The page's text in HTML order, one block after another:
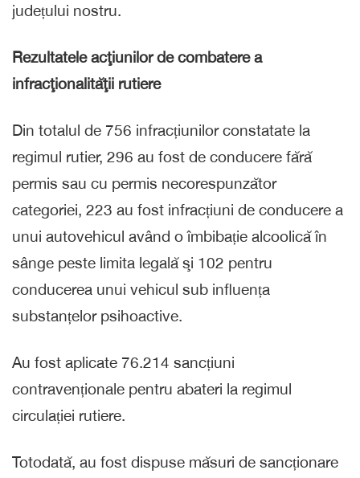
județului nostru.
Rezultatele acţiunilor de combatere a
infracţionalităţii rutiere
Din totalul de 756 infracțiunilor constatate la
regimul rutier, 296 au fost de conducere fără
permis sau cu permis necorespunzător
categoriei, 223 au fost infracțiuni de conducere a
unui autovehicul având o îmbibație alcoolică în
sânge peste limita legală şi 102 pentru
conducerea unui vehicul sub influența
substanțelor psihoactive.
Au fost aplicate 76.214 sancțiuni
contravenționale pentru abateri la regimul
circulației rutiere.
Totodată, au fost dispuse măsuri de sancționare